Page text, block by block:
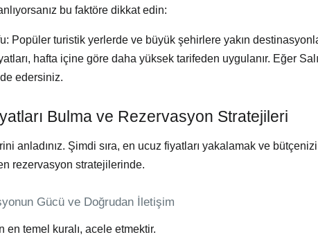
bu faktöre dikkat edin:
Popüler turistik yerlerde ve büyük şehirlere yakın
hafta içine göre daha yüksek tarifeden uygulanır. Eğer
edersiniz.
Bulma ve Rezervasyon Stratejileri
anladınız. Şimdi sıra, en ucuz fiyatları yakalamak ve
rezervasyon stratejilerinde.
Gücü ve Doğrudan İletişim
en temel kuralı, acele etmektir.